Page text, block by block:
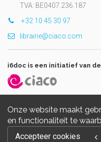
Onze website maakt
en functionaliteit te
Accepteer cookies
TVA: BE0407.236.187
+32 10 45 30 97
librairie@ciaco.com
i6doc is een initiatief van